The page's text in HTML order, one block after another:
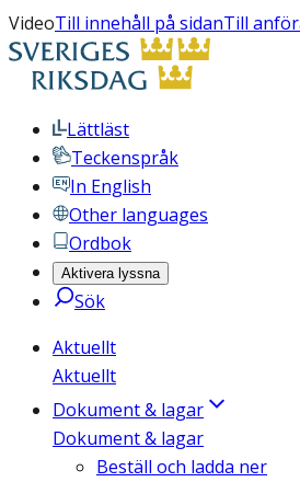
VideoTill innehåll på sidanTill
Lättläst
Teckenspråk
In English
Other languages
Ordbok
Aktivera lyssna
Sök
Aktuellt
Aktuellt
Dokument & lagar
Dokument & lagar
Beställ och ladda ner